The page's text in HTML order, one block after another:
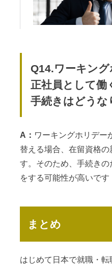
Q14.ワーキング
正社員として働
手続きはどうな
A： ワーキングホリデー
替える場合、在留資格
す。そのため、手続き
をする可能性が高いです
まとめ
はじめて日本で就職・